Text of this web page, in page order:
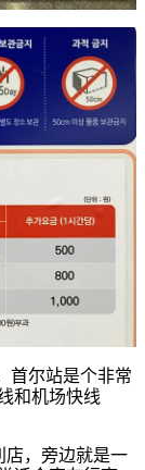
首尔站是个非常
和机场快线
店，旁边就是一